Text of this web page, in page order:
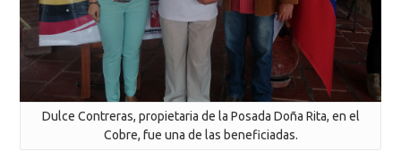
Dulce Contreras, propietaria de la Posada Doña Rita, en el
Cobre, fue una de las beneficiadas.